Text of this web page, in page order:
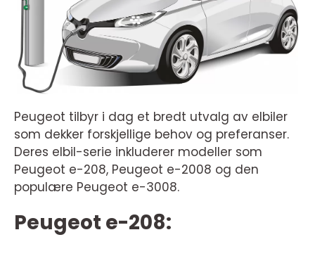
Peugeot tilbyr i dag et bredt utvalg av elbiler
som dekker forskjellige behov og preferanser.
Deres elbil-serie inkluderer modeller som
Peugeot e-208, Peugeot e-2008 og den
populære Peugeot e-3008.
Peugeot e-208: